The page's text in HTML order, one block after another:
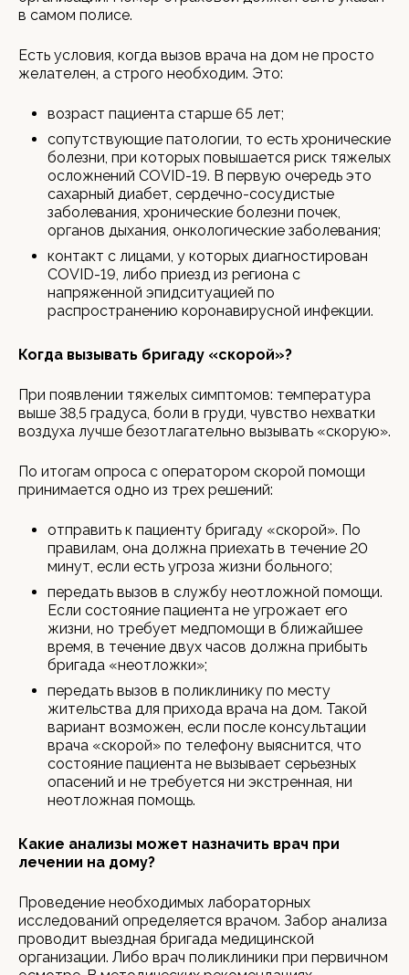
в самом полисе.
Есть условия, когда вызов врача на дом не просто
желателен, а строго необходим. Это:
возраст пациента старше 65 лет;
сопутствующие патологии, то есть хронические
болезни, при которых повышается риск тяжелых
осложнений COVID-19. В первую очередь это
сахарный диабет, сердечно-сосудистые
заболевания, хронические болезни почек,
органов дыхания, онкологические заболевания;
контакт с лицами, у которых диагностирован
COVID-19, либо приезд из региона с
напряженной эпидситуацией по
распространению коронавирусной инфекции.
Когда вызывать бригаду «скорой»?
При появлении тяжелых симптомов: температура
выше 38,5 градуса, боли в груди, чувство нехватки
воздуха лучше безотлагательно вызывать «скорую».
По итогам опроса с оператором скорой помощи
принимается одно из трех решений:
отправить к пациенту бригаду «скорой». По
правилам, она должна приехать в течение 20
минут, если есть угроза жизни больного;
передать вызов в службу неотложной помощи.
Если состояние пациента не угрожает его
жизни, но требует медпомощи в ближайшее
время, в течение двух часов должна прибыть
бригада «неотложки»;
передать вызов в поликлинику по месту
жительства для прихода врача на дом. Такой
вариант возможен, если после консультации
врача «скорой» по телефону выяснится, что
состояние пациента не вызывает серьезных
опасений и не требуется ни экстренная, ни
неотложная помощь.
Какие анализы может назначить врач при
лечении на дому?
Проведение необходимых лабораторных
исследований определяется врачом. Забор анализа
проводит выездная бригада медицинской
организации. Либо врач поликлиники при первичном